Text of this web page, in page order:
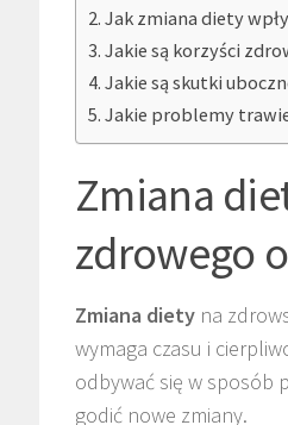
Jak zmiana diety
Jakie są korzyści
Jakie są skutki
Jakie problemy
Zmiana
zdrowego
Zmiana diety na
wymaga czasu i
odbywać się w sposób
godić nowe zmiany.